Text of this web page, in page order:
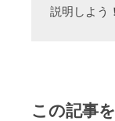
説明しよう
この記事